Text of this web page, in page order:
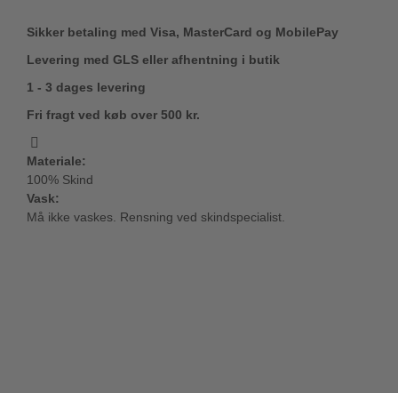
Sikker betaling med Visa, MasterCard og MobilePay
Levering med GLS eller afhentning i butik
1 - 3 dages levering
Fri fragt ved køb over 500 kr.
Materiale:
100% Skind
Vask:
Må ikke vaskes. Rensning ved skindspecialist.